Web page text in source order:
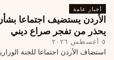
أخبار عامة
الأردن يستضيف اجتماعا
يحذر من تفجر صراع ديني
٥ أغسطس ٢٠٢٦
استضاف الأردن اجتماعا للجنة